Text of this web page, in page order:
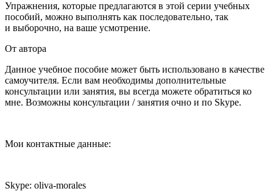
Упражнения, которые предлагаются в этой серии учебных
пособий, можно выполнять как последовательно, так
и выборочно, на ваше усмотрение.
От автора
Данное учебное пособие может быть использовано в качестве
самоучителя. Если вам необходимы дополнительные
консультации или занятия, вы всегда можете обратиться ко
мне. Возможны консультации / занятия очно и по Skype.
Мои контактные данные:
Skype: oliva-morales